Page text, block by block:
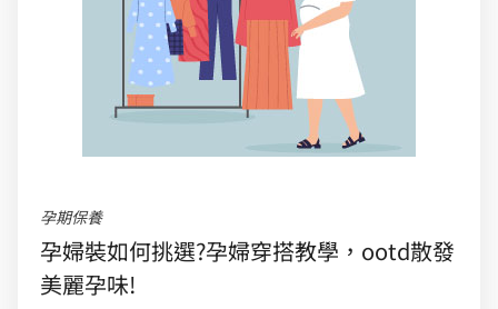
孕期保養
孕婦裝如何挑選?孕婦穿搭教學，ootd散發
美麗孕味!